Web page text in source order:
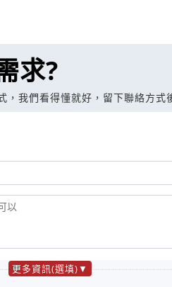
求?
我們看得懂就好，留下聯絡方式
更多資訊(選填)